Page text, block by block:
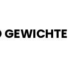
GEWICHTE